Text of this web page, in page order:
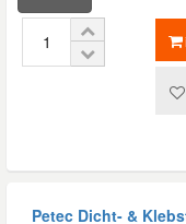
Petec Dicht- &